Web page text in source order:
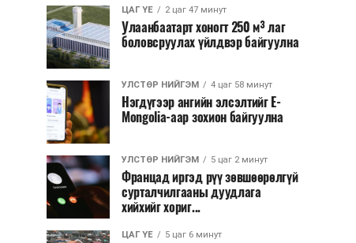
ЦАГ ҮЕ 2 цаг 47 минут
Улаанбаатарт хоногт 250 м³ лаг
боловсруулах үйлдвэр байгуулна
УЛСТӨР НИЙГЭМ 4 цаг 58 минут
Нэгдүгээр ангийн элсэлтийг E-
Mongolia-аар зохион байгуулна
УЛСТӨР НИЙГЭМ 5 цаг 2 минут
Францад иргэд рүү зөвшөөрөлгүй
сурталчилгааны дуудлага
хийхийг хориг...
ЦАГ ҮЕ 5 цаг 6 минут